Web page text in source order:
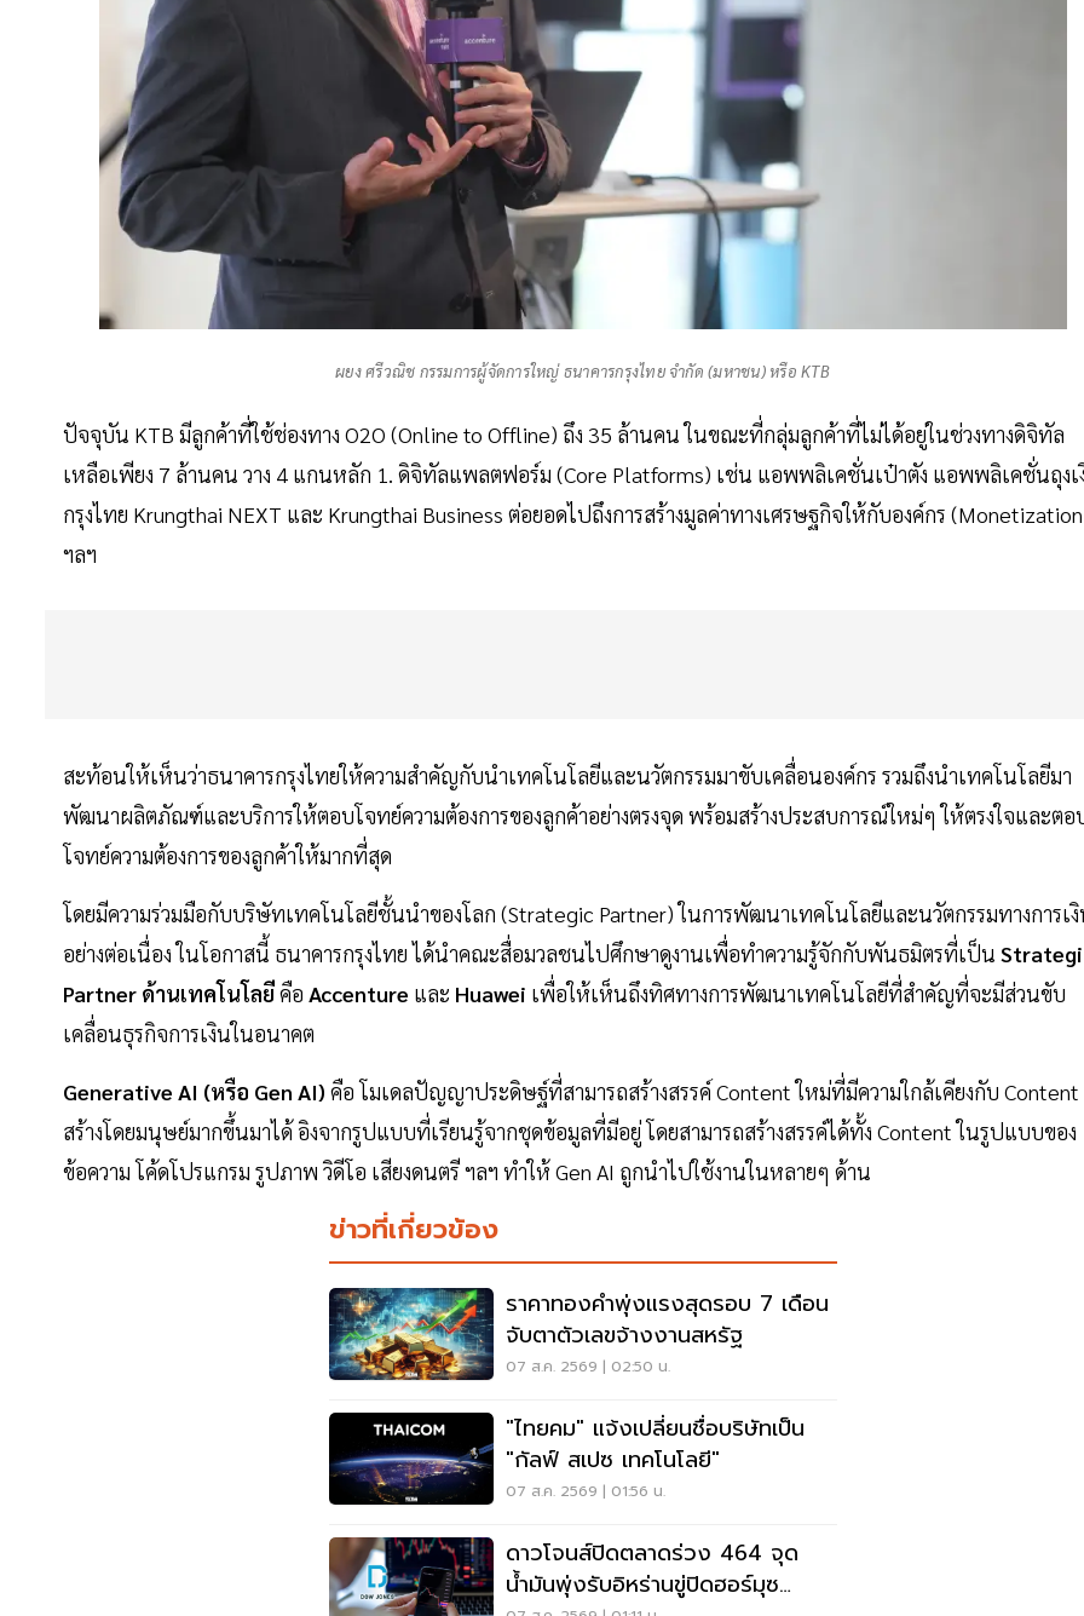
ผยง ศรีวณิช กรรมการผู้จัดการใหญ่ ธนาคารกรุงไทย จำกัด (มหาชน) หรือ KTB
ปัจจุบัน KTB มีลูกค้าที่ใช้ช่องทาง O2O (Online to Offline) ถึง 35 ล้านคน ในขณะที่กลุ่มลูกค้าที่ไม่ได้อยู่ในช่วงทางดิจิทัล
เหลือเพียง 7 ล้านคน วาง 4 แกนหลัก 1. ดิจิทัลแพลตฟอร์ม (Core Platforms) เช่น แอพพลิเคชั่นเป๋าตัง แอพพลิเคชั่นถุงเ
กรุงไทย Krungthai NEXT และ Krungthai Business ต่อยอดไปถึงการสร้างมูลค่าทางเศรษฐกิจให้กับองค์กร
ฯลฯ
สะท้อนให้เห็นว่าธนาคารกรุงไทยให้ความสำคัญกับนำเทคโนโลยีและนวัตกรรมมาขับเคลื่อนองค์กร รวมถึงนำเทคโนโลยีมา
พัฒนาผลิตภัณฑ์และบริการให้ตอบโจทย์ความต้องการของลูกค้าอย่างตรงจุด พร้อมสร้างประสบการณ์ใหม่ๆ ให้ตรงใจและตอ
โจทย์ความต้องการของลูกค้าให้มากที่สุด
โดยมีความร่วมมือกับบริษัทเทคโนโลยีชั้นนำของโลก (Strategic Partner) ในการพัฒนาเทคโนโลยีและนวัตกรรมทางการเ
อย่างต่อเนื่อง ในโอกาสนี้ ธนาคารกรุงไทย ได้นำคณะสื่อมวลชนไปศึกษาดูงานเพื่อทำความรู้จักกับพันธมิตรที่เป็น
Partner ด้านเทคโนโลยีคือ Accenture และ Huawei เพื่อให้เห็นถึงทิศทางการพัฒนาเทคโนโลยีที่สำคัญที่จะมีส่วนขับ
เคลื่อนธุรกิจการเงินในอนาคต
Generative AI (หรือ Gen AI) คือ โมเดลปัญญาประดิษฐ์ที่สามารถสร้างสรรค์ Content ใหม่ที่มีความใกล้เคียงกับ
สร้างโดยมนุษย์มากขึ้นมาได้ อิงจากรูปแบบที่เรียนรู้จากชุดข้อมูลที่มีอยู่ โดยสามารถสร้างสรรค์ได้ทั้ง Content ในรูปแบบของ
ข้อความ โค้ดโปรแกรม รูปภาพ วิดีโอ เสียงดนตรี ฯลฯ ทำให้ Gen AI ถูกนำไปใช้งานในหลายๆ ด้าน
ข่าวที่เกี่ยวข้อง
ราคาทองคำพุ่งแรงสุดรอบ 7 เดือน
จับตาตัวเลขจ้างงานสหรัฐ
07 ส.ค. 2569 | 02:50 น.
"ไทยคม" แจ้งเปลี่ยนชื่อบริษัทเป็น
"กัลฟ์ สเปซ เทคโนโลยี"
07 ส.ค. 2569 | 01:56 น.
ดาวโจนส์ปิดตลาดร่วง 464 จุด
น้ำมันพุ่งรับอิหร่านขู่ปิดฮอร์มุซ